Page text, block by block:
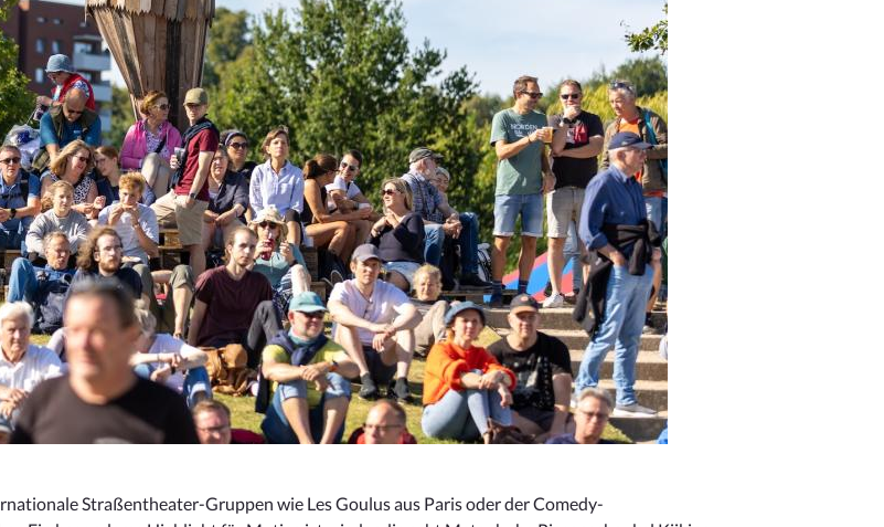
Straßentheater-Gruppen wie Les Goulus aus Paris oder der Comedy-